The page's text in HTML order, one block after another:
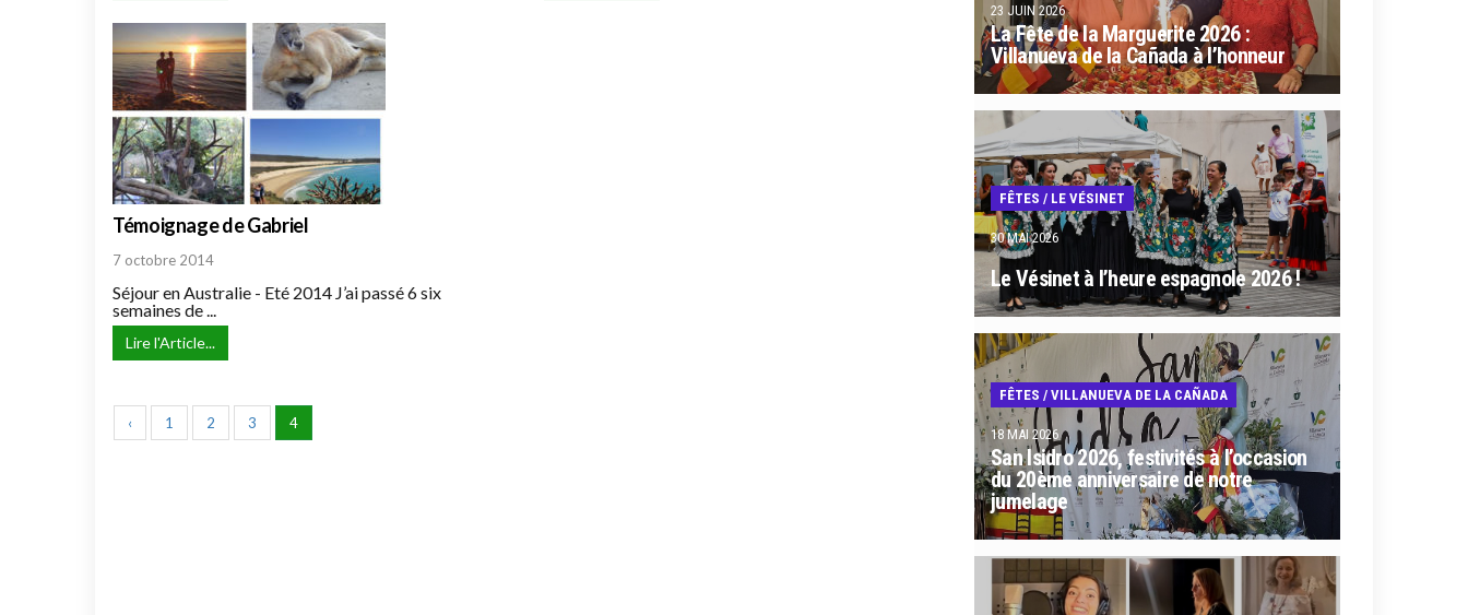
Témoignage de Gabriel
7 octobre 2014
Séjour en Australie - Eté 2014 J’ai passé 6 six
semaines de ...
Lire l'Article...
‹ 1 2 3 4
23 JUIN 2026
La Fête de la Marguerite 2026 :
Villanueva de la Cañada à l’honneur
FÊTES / LE VÉSINET
30 MAI 2026
Le Vésinet à l’heure espagnole 2026 !
FÊTES /VILLANUEVA DE LA CAÑADA
18 MAI 2026
San Isidro 2026, festivités à l’occasion
du 20ème anniversaire de notre
jumelage